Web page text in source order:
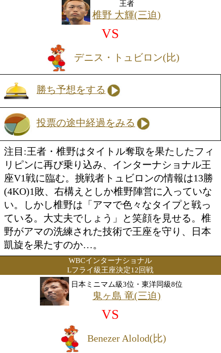
会場:比国マニラ市
WBCインターナショナル
バンタム級タイトルマッチ12回戦
王者
デニス・トュビロン(比)
勝ち予想をする
投票の途中経過をみる
注目:王者・椎野はタイトル奪取を果た
リピンに再び乗り込み、インターナシ
座V1戦に臨む。挑戦者トュビロンの情
(4KO)1敗、右構えとしか椎野陣営に入
い。しかし椎野は「アマで色々なタイ
ている。大丈夫でしょう」と笑顔を見
野がアマの洗練された技術で王座を守
凱旋を果たすのか…。